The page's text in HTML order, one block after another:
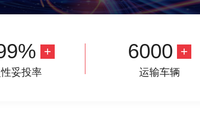
妥投率
6000
运输车辆